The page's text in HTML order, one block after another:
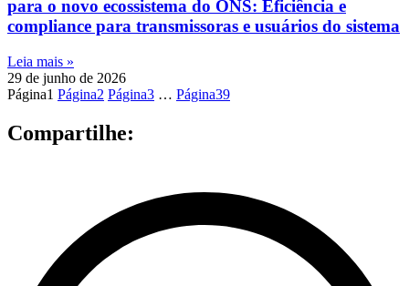
para o novo ecossistema do ONS: Eficiência e
compliance para transmissoras e usuários do sistema
Leia mais »
29 de junho de 2026
Página1 Página2 Página3 … Página39
Compartilhe: